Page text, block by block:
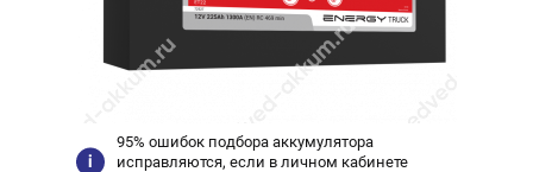
95% ошибок подбора аккумулятора
исправляются, если в личном кабинете